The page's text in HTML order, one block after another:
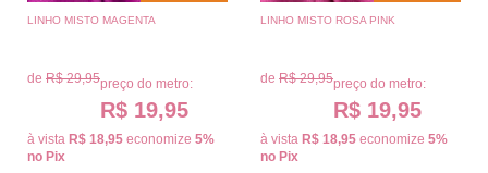
LINHO MISTO MAGENTA
de R$ 29,95preço do metro:
R$ 19,95
à vista R$ 18,95 economize 5%
no Pix
LINHO MISTO ROSA PINK
de R$ 29,95preço do metro:
R$ 19,95
à vista R$ 18,95 economize 5%
no Pix